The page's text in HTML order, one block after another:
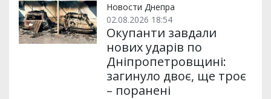
Новости Днепра
02.08.2026 18:54
Окупанти завдали
нових ударів по
Дніпропетровщині:
загинуло двоє, ще троє
– поранені